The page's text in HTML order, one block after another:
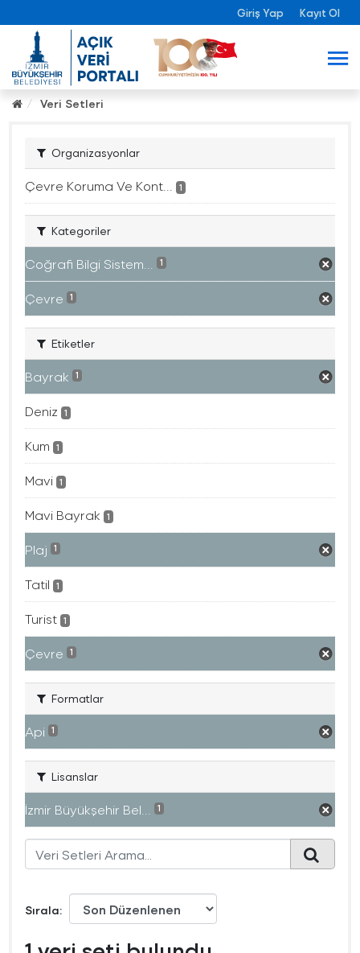
Giriş Yap Kayıt Ol
Veri Setleri
Organizasyonlar
Çevre Koruma Ve Kont... 1
Kategoriler
Coğrafi Bilgi Sistem... 1
Çevre 1
Etiketler
Bayrak 1
Deniz 1
Kum 1
Mavi 1
Mavi Bayrak 1
Plaj 1
Tatil 1
Turist 1
Çevre 1
Formatlar
Api 1
Lisanslar
İzmir Büyükşehir Bel... 1
Sırala